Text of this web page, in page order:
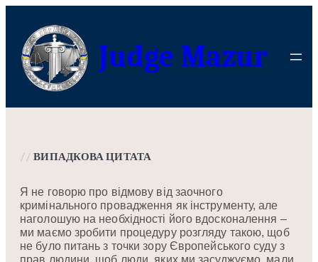
вмісту
Judge Mazur
// ВИПАДКОВА ЦИТАТА
Я не говорю про відмову від заочного
кримінального провадження як інструменту, але
наголошую на необхідності його вдосконалення –
ми маємо зробити процедуру розгляду такою, щоб
не було питань з точки зору Європейського суду з